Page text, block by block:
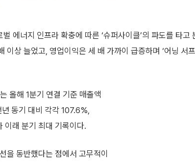
에너지 인프라 확충에 따른 ‘슈퍼사이클’의 파도를 타고
상 늘었고, 영업이익은 세 배 가까이 급증하며 ‘어닝 서
올해 1분기 연결 기준 매출액
동기 대비 각각 107.6%,
이래 분기 최대 기록이다.
을 동반했다는 점에서 고무적이